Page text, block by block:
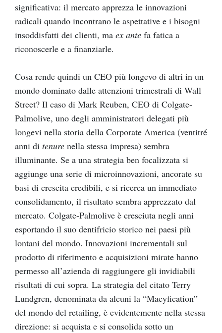
significativa: il mercato apprezza le innovazioni
radicali quando incontrano le aspettative e i bisogni
insoddisfatti dei clienti, ma ex ante fa fatica a
riconoscerle e a finanziarle.
Cosa rende quindi un CEO più longevo di altri in un
mondo dominato dalle attenzioni trimestrali di Wall
Street? Il caso di Mark Reuben, CEO di Colgate-
Palmolive, uno degli amministratori delegati più
longevi nella storia della Corporate America (ventitré
anni di tenure nella stessa impresa) sembra
illuminante. Se a una strategia ben focalizzata si
aggiunge una serie di microinnovazioni, ancorate su
basi di crescita credibili, e si ricerca un immediato
consolidamento, il risultato sembra apprezzato dal
mercato. Colgate-Palmolive è cresciuta negli anni
esportando il suo dentifricio storico nei paesi più
lontani del mondo. Innovazioni incrementali sul
prodotto di riferimento e acquisizioni mirate hanno
permesso all’azienda di raggiungere gli invidiabili
risultati di cui sopra. La strategia del citato Terry
Lundgren, denominata da alcuni la “Macyfication”
del mondo del retailing, è evidentemente nella stessa
direzione: si acquista e si consolida sotto un